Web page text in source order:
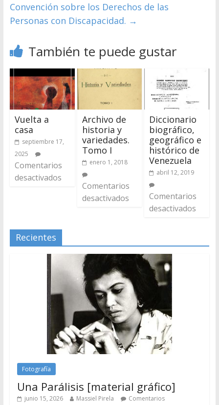
Convención sobre los Derechos de las
Personas con Discapacidad. →
También te puede gustar
Vuelta a
casa
septiembre 17,
2025
Comentarios
desactivados
Archivo de
historia y
variedades.
Tomo I
enero 1, 2018
Comentarios
desactivados
Diccionario
biográfico,
geográfico e
histórico de
Venezuela
abril 12, 2019
Comentarios
desactivados
Recientes
Fotografía
Una Parálisis [material gráfico]
junio 15, 2026 Massiel Pirela
Comentarios